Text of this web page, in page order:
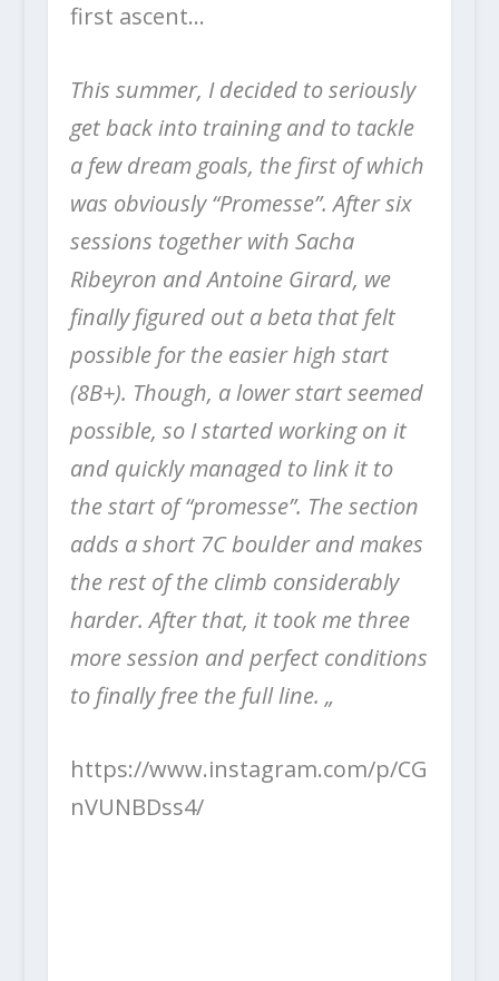
first ascent…
This summer, I decided to seriously
get back into training and to tackle
a few dream goals, the first of which
was obviously “Promesse”. After six
sessions together with Sacha
Ribeyron and Antoine Girard, we
finally figured out a beta that felt
possible for the easier high start
(8B+). Though, a lower start seemed
possible, so I started working on it
and quickly managed to link it to
the start of “promesse”. The section
adds a short 7C boulder and makes
the rest of the climb considerably
harder. After that, it took me three
more session and perfect conditions
to finally free the full line. „
https://www.instagram.com/p/CG
nVUNBDss4/